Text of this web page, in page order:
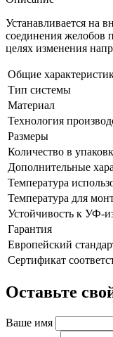
Устанавливается на
соединения желобов
целях изменения
Общие
Тип системы
Материал
Технология
Размеры
Количество в
Дополнительные
Температура
Температура для
Устойчивость к УФ-
Гарантия
Европейский
Сертификат
Оставьте
Ваше имя